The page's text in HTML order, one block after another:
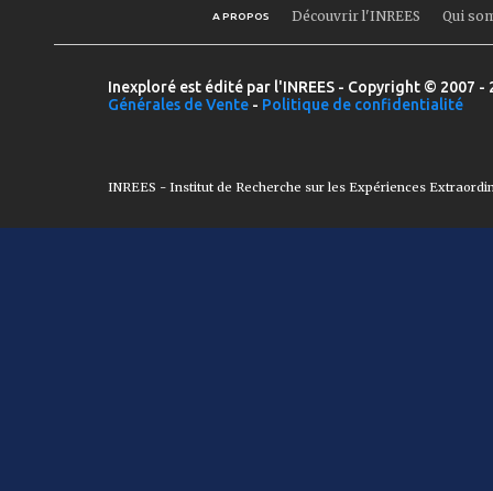
A PROPOS Découvrir l'INREES Qui
Inexploré est édité par l'INREES - Copyright © 2007
Générales de Vente - Politique de confidentialité
INREES - Institut de Recherche sur les Expériences